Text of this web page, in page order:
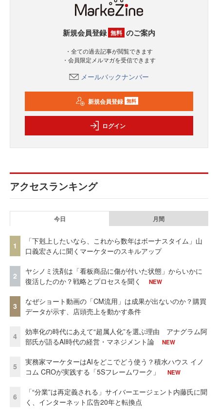
新規会員登録 無料 のご案内
・全ての過去記事が閲覧できます
・会員限定メルマガを受信できます
メールバックナンバー
新規会員登録 無料
ログイン
アクセスランキング
今日 月間
1
「下剋上したいなら、これから数年はボーナスタイム」山
口義宏さんに聞くマーケターのスキルアップ
2
ヤシノミ洗剤は「看板商品に傷が付いた状態」からいかに
復活したのか？戦略とプロセスを聞く
NEW
3
なぜショート動画の「CM流用」は成果が出ないのか？購買
データが示す、店頭売上を動かす条件
4
効率化の時代にあえて“超属人化”を選ぶ理由 アナグラム阿
部氏が語るAI時代の経営・マネジメント論
NEW
5
実務家マーケターはAIをどこでどう使う？積水ハウス イノ
コム CROが実践する「5Sフレームワーク」
NEW
6
「“分業”は再定義される」サイバーエージェント内藤氏に聞
く、インターネット広告20年と転換点